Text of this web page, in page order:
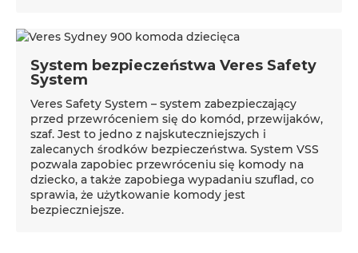
System bezpieczeństwa Veres Safety
System
Veres Safety System – system zabezpieczający
przed przewróceniem się do komód, przewijaków,
szaf. Jest to jedno z najskuteczniejszych i
zalecanych środków bezpieczeństwa. System VSS
pozwala zapobiec przewróceniu się komody na
dziecko, a także zapobiega wypadaniu szuflad, co
sprawia, że ​​użytkowanie komody jest
bezpieczniejsze.